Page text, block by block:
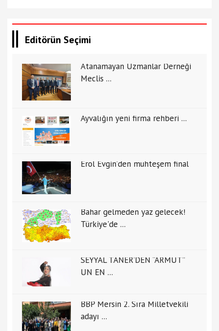
Editörün Seçimi
Atanamayan Uzmanlar Derneği
Meclis ...
Ayvalığın yeni firma rehberi ...
Erol Evgin’den muhteşem final
Bahar gelmeden yaz gelecek!
Türkiye'de ...
SEYYAL TANER’DEN “ARMUT”
UN EN ...
BBP Mersin 2. Sıra Milletvekili
adayı ...